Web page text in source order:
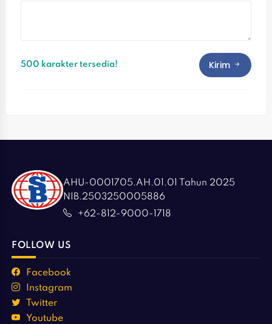
500 karakter tersedia! Kirim
AHU-0001705.AH.01.01 Tahun 2025
NIB.2503250005886
+62-812-9000-1718
FOLLOW US
Facebook
Instagram
Twitter
Youtube